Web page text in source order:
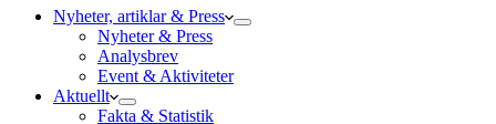
Nyheter, artiklar & Press
Nyheter & Press
Analysbrev
Event & Aktiviteter
Aktuellt
Fakta & Statistik